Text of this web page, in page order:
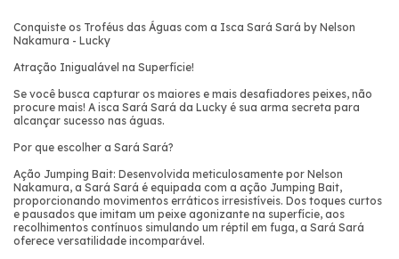
Conquiste os Troféus das Águas com a Isca Sará Sará by Nelson
Nakamura - Lucky
Atração Inigualável na Superfície!
Se você busca capturar os maiores e mais desafiadores peixes, não
procure mais! A isca Sará Sará da Lucky é sua arma secreta para
alcançar sucesso nas águas.
Por que escolher a Sará Sará?
Ação Jumping Bait: Desenvolvida meticulosamente por Nelson
Nakamura, a Sará Sará é equipada com a ação Jumping Bait,
proporcionando movimentos erráticos irresistíveis. Dos toques curtos
e pausados que imitam um peixe agonizante na superfície, aos
recolhimentos contínuos simulando um réptil em fuga, a Sará Sará
oferece versatilidade incomparável.